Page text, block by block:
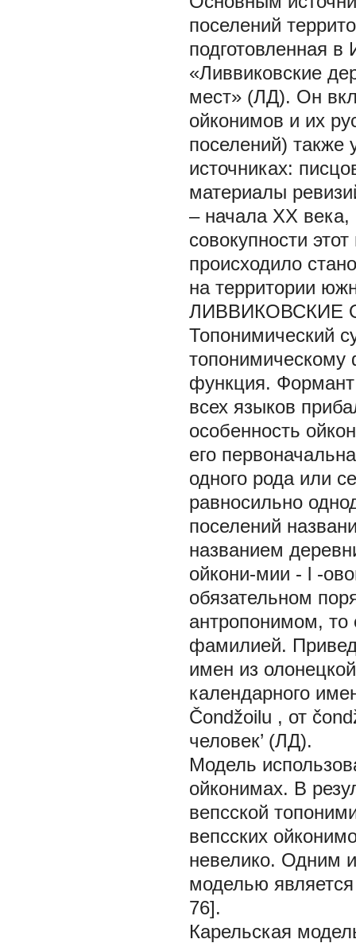
поселений
подготовленная
«Ливвиковские
мест» (ЛД). Он
ойконимов и их
поселений)
источниках:
материалы
– начала XX
совокупности
происходило
на территории
ЛИВВИКОВСКИЕ
Топонимический
топонимическому
функция. Формант
всех языков
особенность
его
одного рода или
равносильно
поселений
названием
ойкони-мии - l -
обязательном
антропонимом,
фамилией.
имен из
календарного
Čondžoilu , от
человек’ (ЛД).
Модель
ойконимах. В
вепсской
вепсских
невелико. Одним
моделью
76].
Карельская